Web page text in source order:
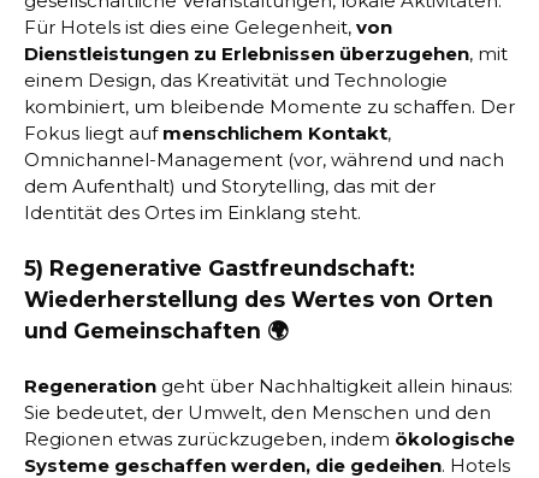
Für Hotels ist dies eine Gelegenheit, von
Dienstleistungen zu Erlebnissen überzugehen, mit
einem Design, das Kreativität und Technologie
kombiniert, um bleibende Momente zu schaffen. Der
Fokus liegt auf menschlichem Kontakt,
Omnichannel-Management (vor, während und nach
dem Aufenthalt) und Storytelling, das mit der
Identität des Ortes im Einklang steht.
5) Regenerative Gastfreundschaft:
Wiederherstellung des Wertes von Orten
und Gemeinschaften 🌍
Regeneration geht über Nachhaltigkeit allein hinaus:
Sie bedeutet, der Umwelt, den Menschen und den
Regionen etwas zurückzugeben, indem ökologische
Systeme geschaffen werden, die gedeihen. Hotels